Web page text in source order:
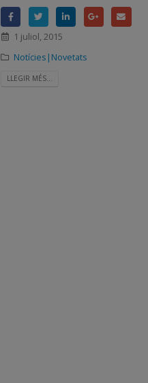
1 juliol, 2015
Notícies|Novetats
LLEGIR MÉS...